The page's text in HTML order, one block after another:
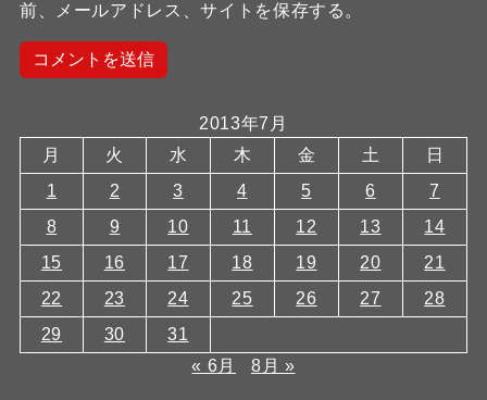
前、メールアドレス、サイトを保存する。
2013年7月
月
火 水 木 金 土
日
1
2 3 4 5 6
7
8
9 10 11 12 13
14
15
16 17 18 19 20
21
22
23 24 25 26 27
28
29
30
31
« 6月
8月 »